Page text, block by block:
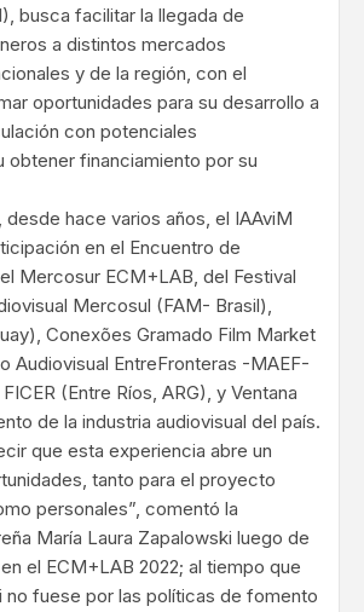
busca facilitar la llegada de
a distintos mercados
y de la región, con el
oportunidades para su desarrollo a
con potenciales
financiamiento por su
desde hace varios años, el IAAviM
en el Encuentro de
Mercosur ECM+LAB, del Festival
Mercosul (FAM- Brasil),
Conexões Gramado Film Market
Audiovisual EntreFronteras -MAEF-
(Entre Ríos, ARG), y Ventana
de la industria audiovisual del país.
que esta experiencia abre un
tanto para el proyecto
personales”, comentó la
María Laura Zapalowski luego de
el ECM+LAB 2022; al tiempo que
no fuese por las políticas de fomento